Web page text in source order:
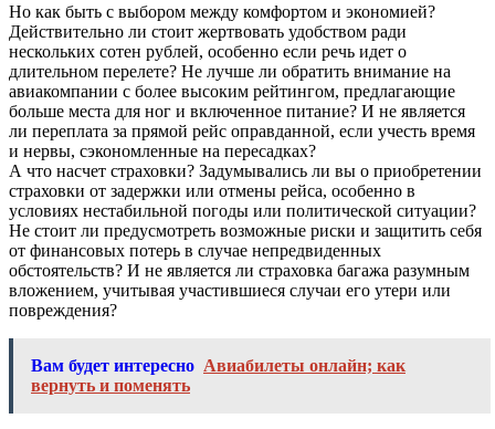
Но как быть с выбором между комфортом и экономией?
Действительно ли стоит жертвовать удобством ради
нескольких сотен рублей, особенно если речь идет о
длительном перелете? Не лучше ли обратить внимание на
авиакомпании с более высоким рейтингом, предлагающие
больше места для ног и включенное питание? И не является
ли переплата за прямой рейс оправданной, если учесть время
и нервы, сэкономленные на пересадках?
А что насчет страховки? Задумывались ли вы о приобретении
страховки от задержки или отмены рейса, особенно в
условиях нестабильной погоды или политической ситуации?
Не стоит ли предусмотреть возможные риски и защитить себя
от финансовых потерь в случае непредвиденных
обстоятельств? И не является ли страховка багажа разумным
вложением, учитывая участившиеся случаи его утери или
повреждения?
Вам будет интересно Авиабилеты онлайн; как
вернуть и поменять